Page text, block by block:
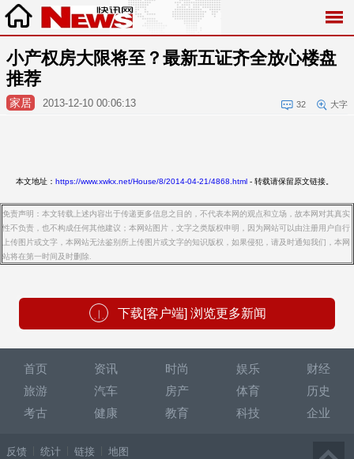
小产权房大限将至？最新五证齐全放心楼盘
推荐
家居 2013-12-10 00:06:13 32 大字
本文地址： https://www.xwkx.net/House/8/2014-04-21/4868.html - 转载请保留原文链接。
免责声明：本文转载上述内容出于传递更多信息之目的，不代表本网的观点和立场，故本网对其真实
性不负责，也不构成任何其他建议；本网站图片，文字之类版权申明，因为网站可以由注册用户自行
上传图片或文字，本网站无法鉴别所上传图片或文字的知识版权，如果侵犯，请及时通知我们，本网
站将在第一时间及时删除.
下载[客户端] 浏览更多新闻
首页 资讯 时尚 娱乐
财经
旅游
汽车 房产 体育
历史
考古
健康 教育 科技 企业
反馈 统计 链接 地图